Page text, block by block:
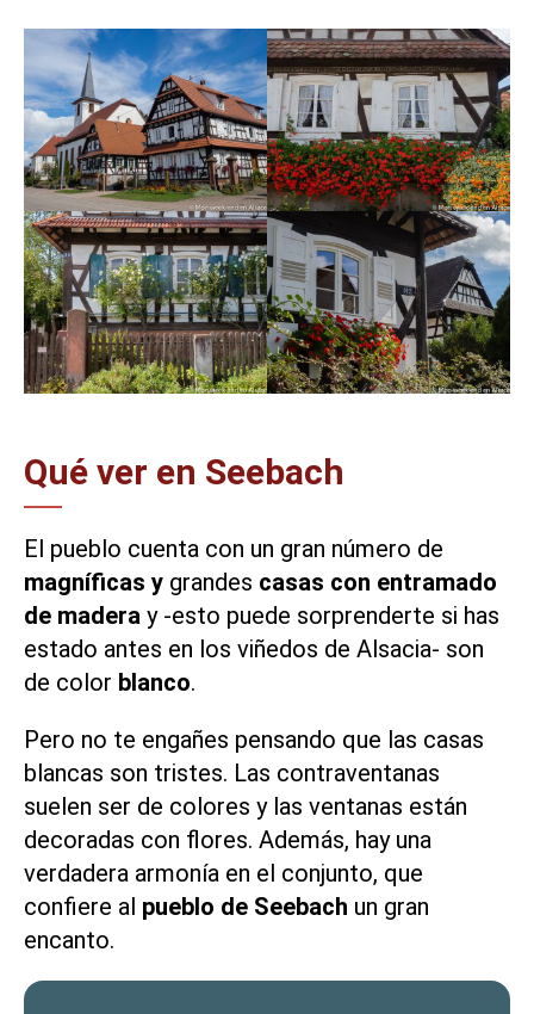
Qué ver en Seebach
El pueblo cuenta con un gran número de
magníficas y grandes casas con entramado
de madera y -esto puede sorprenderte si has
estado antes en los viñedos de Alsacia- son
de color blanco.
Pero no te engañes pensando que las casas
blancas son tristes. Las contraventanas
suelen ser de colores y las ventanas están
decoradas con flores. Además, hay una
verdadera armonía en el conjunto, que
confiere al pueblo de Seebach un gran
encanto.